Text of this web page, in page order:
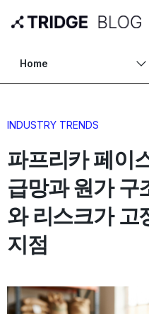
Home
INDUSTRY TRENDS
파프리카 페이
급망과 원가 구
와 리스크가 고
지점